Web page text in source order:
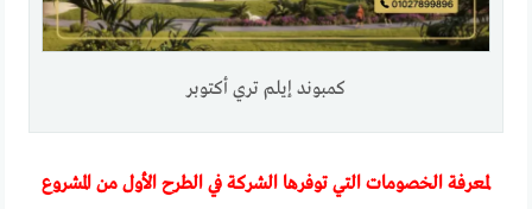
كمبوند إيلم تري أكتوبر
لمعرفة الخصومات التي توفرها الشركة في الطرح الأول من المشروع